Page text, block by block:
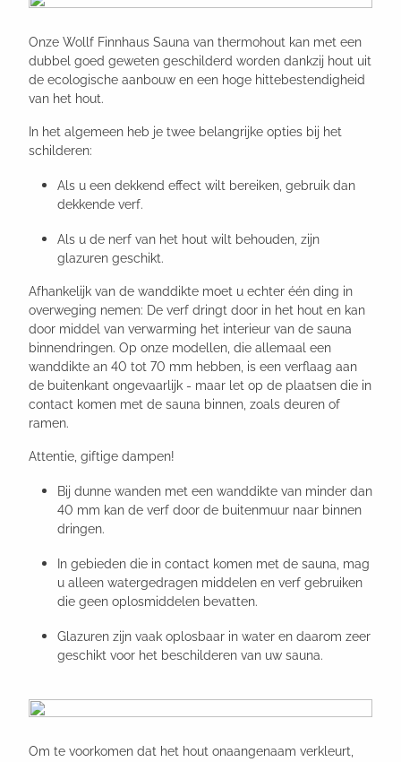
Onze Wollf Finnhaus Sauna van thermohout kan met een
dubbel goed geweten geschilderd worden dankzij hout uit
de ecologische aanbouw en een hoge hittebestendigheid
van het hout.
In het algemeen heb je twee belangrijke opties bij het
schilderen:
Als u een dekkend effect wilt bereiken, gebruik dan
dekkende verf.
Als u de nerf van het hout wilt behouden, zijn
glazuren geschikt.
Afhankelijk van de wanddikte moet u echter één ding in
overweging nemen: De verf dringt door in het hout en kan
door middel van verwarming het interieur van de sauna
binnendringen. Op onze modellen, die allemaal een
wanddikte an 40 tot 70 mm hebben, is een verflaag aan
de buitenkant ongevaarlijk - maar let op de plaatsen die in
contact komen met de sauna binnen, zoals deuren of
ramen.
Attentie, giftige dampen!
Bij dunne wanden met een wanddikte van minder dan
40 mm kan de verf door de buitenmuur naar binnen
dringen.
In gebieden die in contact komen met de sauna, mag
u alleen watergedragen middelen en verf gebruiken
die geen oplosmiddelen bevatten.
Glazuren zijn vaak oplosbaar in water en daarom zeer
geschikt voor het beschilderen van uw sauna.
Om te voorkomen dat het hout onaangenaam verkleurt,